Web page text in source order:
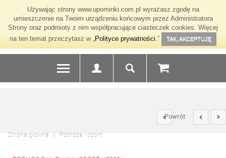
Używając strony www.upominki.com.pl wyrażasz zgodę na
umieszczenie na Twoim urządzeniu końcowym przez Administratora
Strony oraz podmioty z nim współpracujące ciasteczek cookies. Więcej
na ten temat przeczytasz w „Polityce prywatności.” TAK, AKCEPTUJĘ
Powrót
Strona główna Podróże i sport